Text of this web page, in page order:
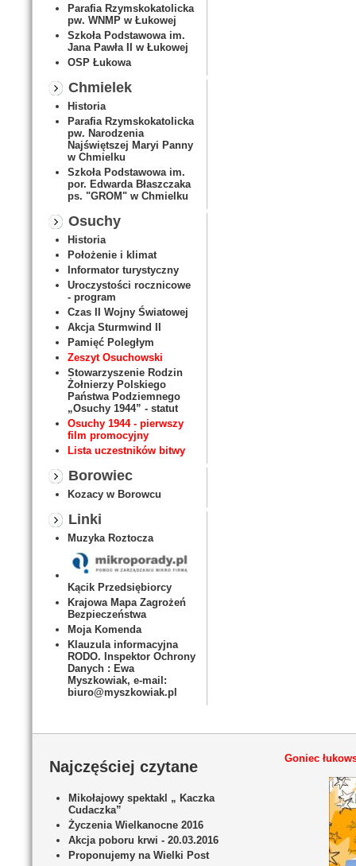
Parafia Rzymskokatolicka
pw. WNMP w Łukowej
Szkoła Podstawowa im.
Jana Pawła II w Łukowej
OSP Łukowa
Chmielek
Historia
Parafia Rzymskokatolicka
pw. Narodzenia
Najświętszej Maryi Panny
w Chmielku
Szkoła Podstawowa im.
por. Edwarda Błaszczaka
ps. "GROM" w Chmielku
Osuchy
Historia
Położenie i klimat
Informator turystyczny
Uroczystości rocznicowe
- program
Czas II Wojny Światowej
Akcja Sturmwind II
Pamięć Poległym
Zeszyt Osuchowski
Stowarzyszenie Rodzin
Żołnierzy Polskiego
Państwa Podziemnego
„Osuchy 1944” - statut
Osuchy 1944 - pierwszy
film promocyjny
Lista uczestników bitwy
Borowiec
Kozacy w Borowcu
Linki
Muzyka Roztocza
Kącik Przedsiębiorcy
Krajowa Mapa Zagrożeń
Bezpieczeństwa
Moja Komenda
Klauzula informacyjna
RODO. Inspektor Ochrony
Danych : Ewa
Myszkowiak, e-mail:
biuro@myszkowiak.pl
Najczęściej czytane
Mikołajowy spektakl „ Kaczka
Cudaczka”
Życzenia Wielkanocne 2016
Akcja poboru krwi - 20.03.2016
Proponujemy na Wielki Post
Goniec